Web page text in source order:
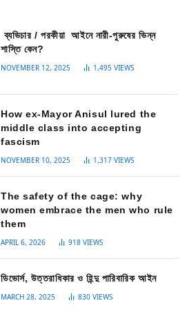
ব্যভিচার / পরকীয়া আইনে নারী-পুরুষের ভিন্ন
শাস্তি কেন?
NOVEMBER 12, 2025 1,495 VIEWS
How ex-Mayor Anisul lured the
middle class into accepting
fascism
NOVEMBER 10, 2025 1,317 VIEWS
The safety of the cage: why
women embrace the men who rule
them
APRIL 6, 2026 918 VIEWS
ডিভোর্স, উত্তরাধিকার ও হিন্দু পারিবারিক আইন
MARCH 28, 2025 830 VIEWS